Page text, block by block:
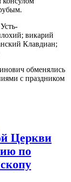
викарий
Клавдиан;
обменялись
с праздником
Церкви
по